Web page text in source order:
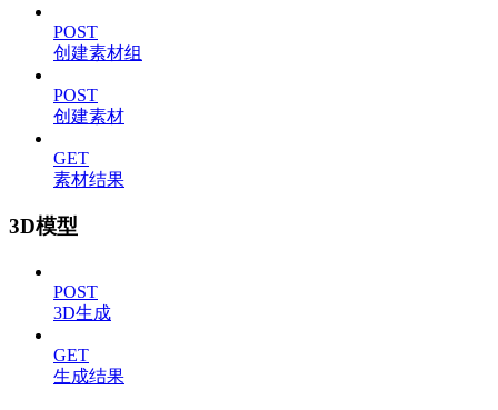
POST
创建素材组
POST
创建素材
GET
素材结果
3D模型
POST
3D生成
GET
生成结果